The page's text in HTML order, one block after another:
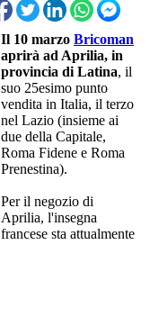
Il 10 marzo Bricoman
aprirà ad Aprilia, in
provincia di Latina, il
suo 25esimo punto
vendita in Italia, il terzo
nel Lazio (insieme ai
due della Capitale,
Roma Fidene e Roma
Prenestina).
Per il negozio di
Aprilia, l'insegna
francese sta attualmente